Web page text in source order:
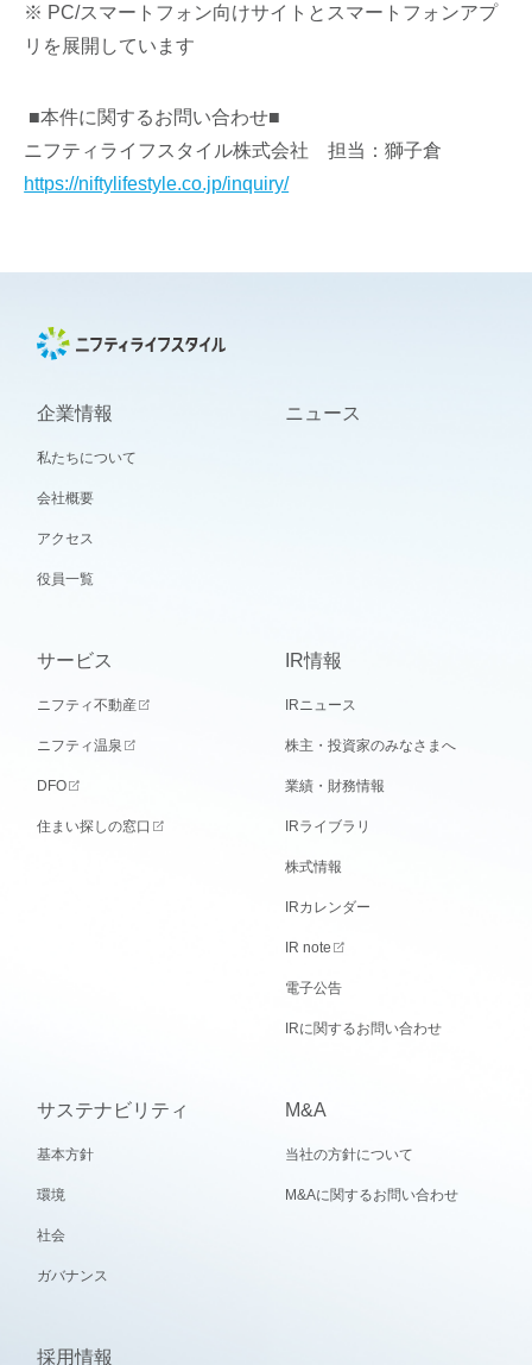
※ PC/スマートフォン向けサイトとスマートフォンアプ
リを展開しています
■本件に関するお問い合わせ■
ニフティライフスタイル株式会社 担当：獅子倉
https://niftylifestyle.co.jp/inquiry/
企業情報
私たちについて
会社概要
アクセス
役員一覧
ニュース
サービス
ニフティ不動産
ニフティ温泉
DFO
住まい探しの窓口
IR情報
IRニュース
株主・投資家のみなさまへ
業績・財務情報
IRライブラリ
株式情報
IRカレンダー
IR note
電子公告
IRに関するお問い合わせ
サステナビリティ
基本方針
環境
社会
ガバナンス
M&A
当社の方針について
M&Aに関するお問い合わせ
採用情報